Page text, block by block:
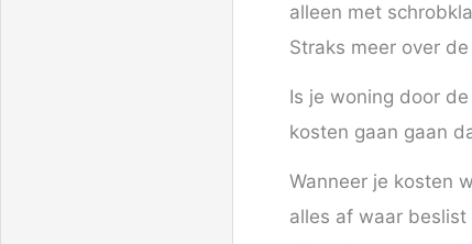
alleen met
Straks meer over
Is je woning door
kosten gaan gaan
Wanneer je kosten
alles af waar